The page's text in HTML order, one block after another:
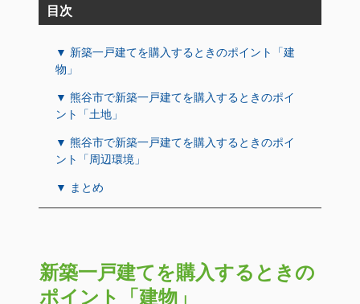
目次
▼ 新築一戸建てを購入するときのポイント「建
物」
▼ 熊谷市で新築一戸建てを購入するときのポイ
ント「土地」
▼ 熊谷市で新築一戸建てを購入するときのポイ
ント「周辺環境」
▼ まとめ
新築一戸建てを購入するときの
ポイント「建物」